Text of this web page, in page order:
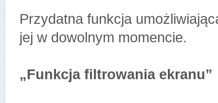
Przydatna funkcja
jej w dowolnym momencie.
„Funkcja filtrowania ekranu”